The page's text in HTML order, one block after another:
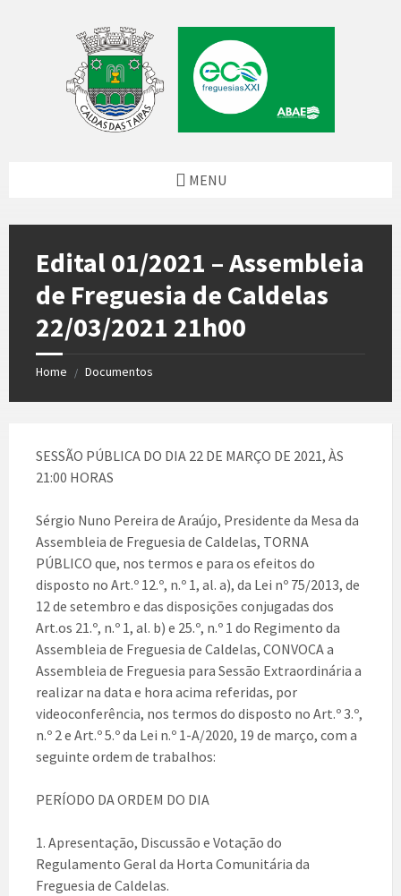
MENU
Edital 01/2021 – Assembleia
de Freguesia de Caldelas
22/03/2021 21h00
Home / Documentos
SESSÃO PÚBLICA DO DIA 22 DE MARÇO DE 2021, ÀS
21:00 HORAS
Sérgio Nuno Pereira de Araújo, Presidente da Mesa da
Assembleia de Freguesia de Caldelas, TORNA
PÚBLICO que, nos termos e para os efeitos do
disposto no Art.º 12.º, n.º 1, al. a), da Lei nº 75/2013, de
12 de setembro e das disposições conjugadas dos
Art.os 21.º, n.º 1, al. b) e 25.º, n.º 1 do Regimento da
Assembleia de Freguesia de Caldelas, CONVOCA a
Assembleia de Freguesia para Sessão Extraordinária a
realizar na data e hora acima referidas, por
videoconferência, nos termos do disposto no Art.º 3.º,
n.º 2 e Art.º 5.º da Lei n.º 1-A/2020, 19 de março, com a
seguinte ordem de trabalhos:
PERÍODO DA ORDEM DO DIA
1. Apresentação, Discussão e Votação do
Regulamento Geral da Horta Comunitária da
Freguesia de Caldelas.